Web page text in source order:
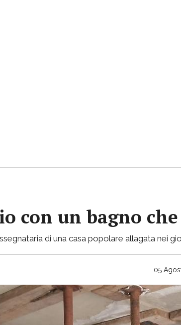
con un bagno
di una casa popolare allagata nei
05